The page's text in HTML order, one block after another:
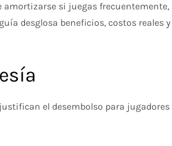
amortizarse si juegas frecuentemente,
desglosa beneficios, costos reales y
el desembolso para jugadores